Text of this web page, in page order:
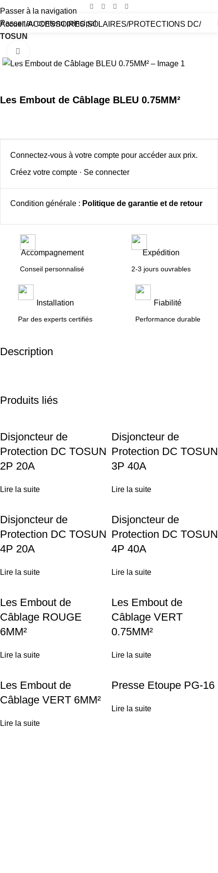
Passer à la navigation
Passer au contenu principal
Accueil ACCESSOIRES SOLAIRES PROTECTIONS DC
TOSUN
Les Embout de Câblage BLEU 0.75MM²
Connectez-vous à votre compte pour accéder aux prix.
Créez votre compte · Se connecter
Condition générale : Politique de garantie et de retour
Accompagnement
Conseil personnalisé
Expédition
2-3 jours ouvrables
Installation
Par des experts certifiés
Fiabilité
Performance durable
Description
Produits liés
Disjoncteur de
Protection DC TOSUN
2P 20A
Lire la suite
Disjoncteur de
Protection DC TOSUN
3P 40A
Lire la suite
Disjoncteur de
Protection DC TOSUN
4P 20A
Lire la suite
Disjoncteur de
Protection DC TOSUN
4P 40A
Lire la suite
Les Embout de
Câblage ROUGE
6MM²
Lire la suite
Les Embout de
Câblage VERT
0.75MM²
Lire la suite
Les Embout de
Câblage VERT 6MM²
Lire la suite
Presse Etoupe PG-16
Lire la suite